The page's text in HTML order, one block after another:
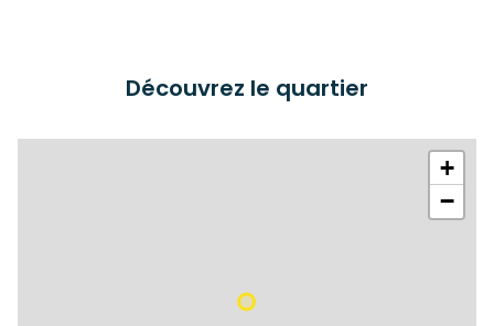
Découvrez le quartier
+
−